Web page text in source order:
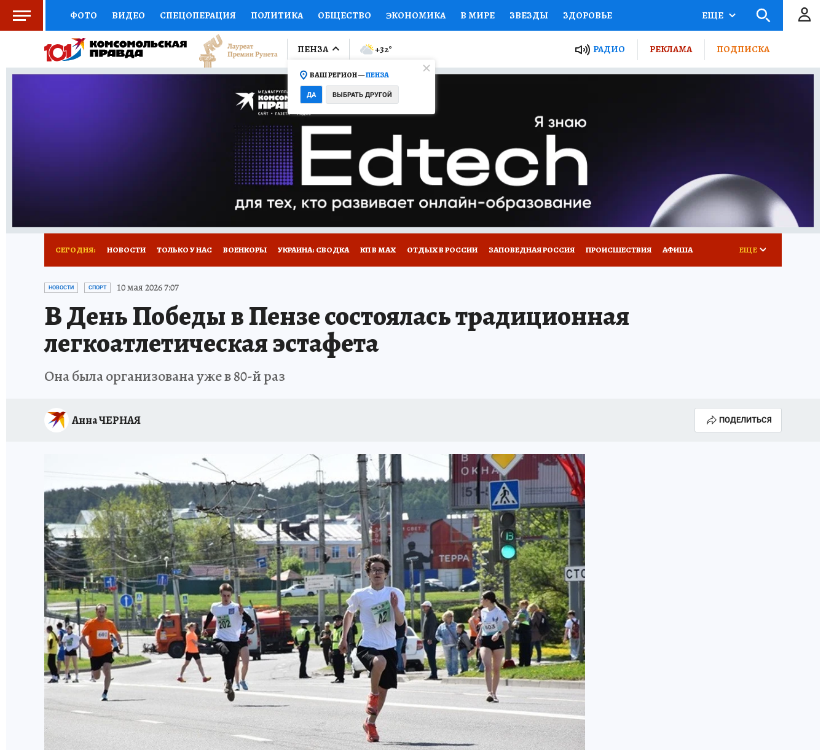
ФОТО ВИДЕО СПЕЦОПЕРАЦИЯ ПОЛИТИКА ОБЩЕСТВО ЭКОНОМИКА В МИРЕ ЗВЕЗДЫ ЗДОРОВЬЕ
СОЦПОДДЕРЖКА НАУКА СПОРТ КОЛУМНИСТЫ ПРОИСШЕСТВИЯ НАЦИОНАЛЬНЫЕ ПРОЕКТЫ РОССИИ
ВЫБОР ЭКСПЕРТОВ ДОКТОР ФИНАНСЫ ОТКРЫВАЕМ МИР Я ЗНАЮ СЕМЬЯ ЖЕНСКИЕ СЕКРЕТЫ ПУТЕВОДИТЕЛЬ
ПРОГНОЗЫ НА СПОРТ ПРОМОКОДЫ СЕРИАЛЫ
ТЕЛЕВИЗОР КОЛЛЕКЦИИ КОНКУРСЫ ГИД ПОТРЕБИТЕЛЯ
НОВОЕ НА САЙТЕ
ЕЩЕ
ПЕНЗА
ВАШ РЕГИОН —ПЕНЗА
ДА ВЫБРАТЬ ДРУГОЙ
+32° РАДИО РЕКЛАМА ПОДПИСКА
СЕГОДНЯ: НОВОСТИ ТОЛЬКО У НАС ВОЕНКОРЫ УКРАИНА: СВОДКА КП В МАХ ОТДЫХ В РОССИИ ЗАПОВЕДНАЯ РОССИЯ ПРОИСШЕСТВИЯ АФИША
ИСПЫТАНО НА СЕБЕ
ЕЩЕ
НОВОСТИ СПОРТ 10 мая 2026 7:07
В День Победы в Пензе состоялась традиционная
легкоатлетическая эстафета
Она была организована уже в 80-й раз
Анна ЧЕРНАЯ ПОДЕЛИТЬСЯ